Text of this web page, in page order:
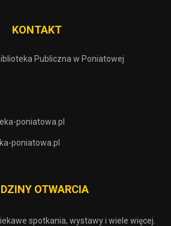
KONTAKT
Publiczna w Poniatowej
poniatowa.pl
poniatowa.pl
OTWARCIA
spotkania, wystawy i wiele więcej.